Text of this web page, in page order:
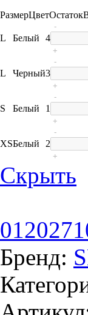
РазмерЦветОстаток
L Белый 4
-
+
L Черный3
-
+
S Белый 1
-
+
XSБелый 2
-
+
Скрыть
Бренд: